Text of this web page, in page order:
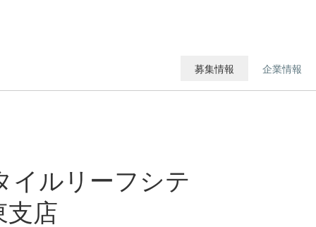
募集情報 企業情報
イルリーフシテ
支店